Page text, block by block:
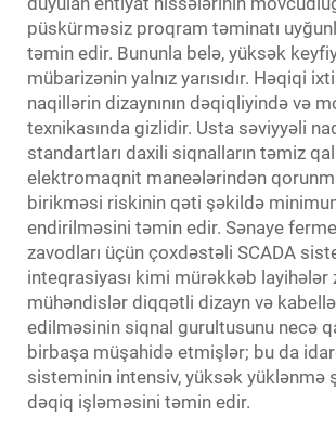
püskürməsiz proqram təminatı
təmin edir. Bununla belə, yüksək
mübarizənin yalnız yarısıdır. Həqiqi
naqillərin dizaynının dəqiqliyində və
texnikasında gizlidir. Usta səviyyəli
standartları daxili siqnalların təmiz
elektromaqnit maneələrindən
birikməsi riskinin qəti şəkildə
endirilməsini təmin edir. Sənaye
zavodları üçün çoxdəstəli SCADA
inteqrasiyası kimi mürəkkəb layihələr
mühəndislər diqqətli dizayn və
edilməsinin siqnal gurultusunu necə
birbaşa müşahidə etmişlər; bu da
sisteminin intensiv, yüksək yüklənmə
dəqiq işləməsini təmin edir.